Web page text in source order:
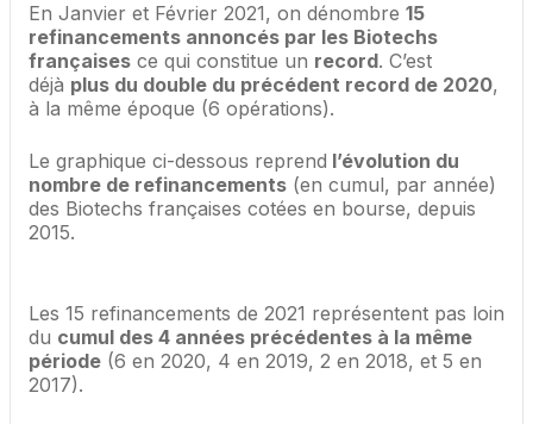
En Janvier et Février 2021, on dénombre 15
refinancements annoncés par les Biotechs
françaises ce qui constitue un record. C’est
déjà plus du double du précédent record de 2020,
à la même époque (6 opérations).
Le graphique ci-dessous reprend l’évolution du
nombre de refinancements (en cumul, par année)
des Biotechs françaises cotées en bourse, depuis
2015.
Les 15 refinancements de 2021 représentent pas loin
du cumul des 4 années précédentes à la même
période (6 en 2020, 4 en 2019, 2 en 2018, et 5 en
2017).